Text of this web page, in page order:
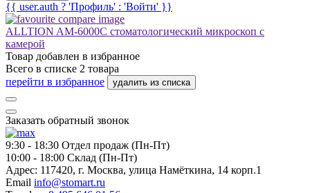
{{ user.auth ? 'Профиль' : 'Войти' }}
ALLTION AM-6000C стоматологический микроскоп с
камерой
Товар добавлен в избранное
Всего в списке 2 товара
перейти в избранное
удалить из списка
Заказать обратный звонок
9:30 - 18:30 Отдел продаж (Пн-Пт)
10:00 - 18:00 Склад (Пн-Пт)
Адрес: 117420, г. Москва, улица Намёткина, 14 корп.1
Email info@stomart.ru